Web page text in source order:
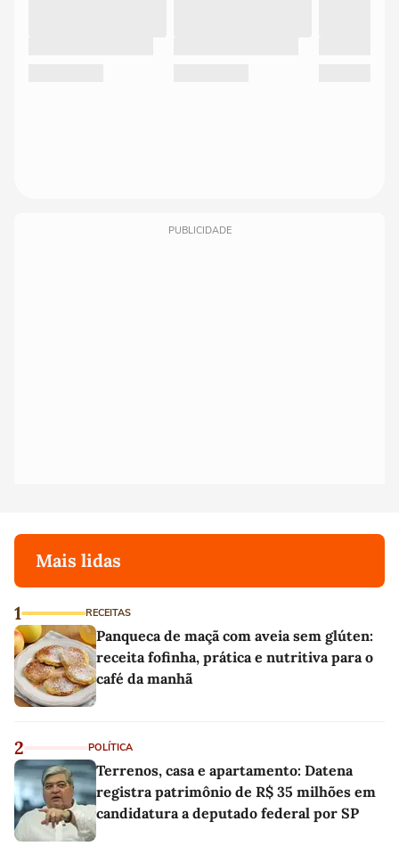
PUBLICIDADE
Mais lidas
1 RECEITAS
Panqueca de maçã com aveia sem glúten:
receita fofinha, prática e nutritiva para o
café da manhã
2 POLÍTICA
Terrenos, casa e apartamento: Datena
registra patrimônio de R$ 35 milhões em
candidatura a deputado federal por SP